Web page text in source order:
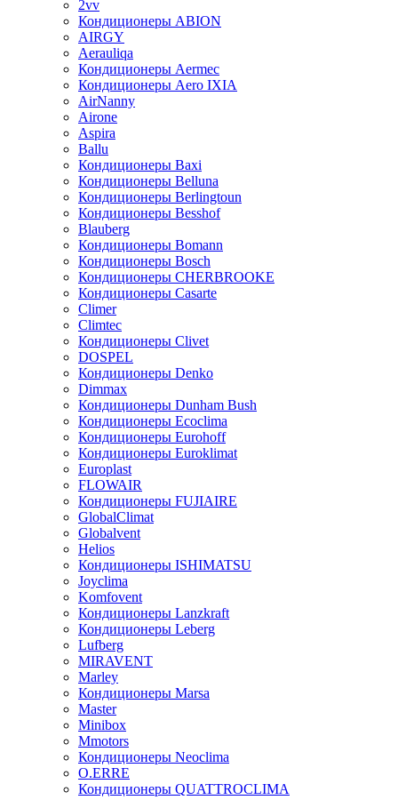
2vv
Кондиционеры ABION
AIRGY
Aerauliqa
Кондиционеры Aermec
Кондиционеры Aero IXIA
AirNanny
Airone
Aspira
Ballu
Кондиционеры Baxi
Кондиционеры Belluna
Кондиционеры Berlingtoun
Кондиционеры Besshof
Blauberg
Кондиционеры Bomann
Кондиционеры Bosch
Кондиционеры CHERBROOKE
Кондиционеры Casarte
Climer
Climtec
Кондиционеры Clivet
DOSPEL
Кондиционеры Denko
Dimmax
Кондиционеры Dunham Bush
Кондиционеры Ecoclima
Кондиционеры Eurohoff
Кондиционеры Euroklimat
Europlast
FLOWAIR
Кондиционеры FUJIAIRE
GlobalClimat
Globalvent
Helios
Кондиционеры ISHIMATSU
Joyclima
Komfovent
Кондиционеры Lanzkraft
Кондиционеры Leberg
Lufberg
MIRAVENT
Marley
Кондиционеры Marsa
Master
Minibox
Mmotors
Кондиционеры Neoclima
O.ERRE
Кондиционеры QUATTROCLIMA